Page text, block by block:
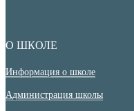
О ШКОЛЕ
Информация о школе
Администрация школы